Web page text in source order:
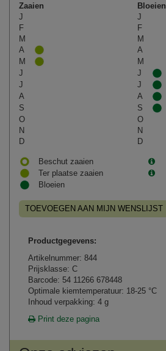
Zaaien
Bloeien
J
J
F
F
M
M
A
A
M
M
J
J
J
J
A
A
S
S
O
O
N
N
D
D
Beschut zaaien
Ter plaatse zaaien
Bloeien
TOEVOEGEN AAN MIJN WENSLIJST
Productgegevens:
Artikelnummer: 844
Prijsklasse: C
Barcode: 54 11266 678448
Optimale kiemtemperatuur: 18-25 °C
Inhoud verpakking: 4 g
Print deze pagina